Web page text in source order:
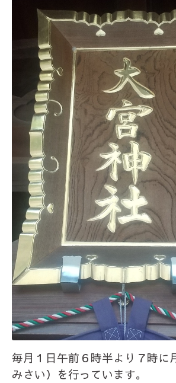
毎月１日午前６時半より７時に
みさい）を行っています。